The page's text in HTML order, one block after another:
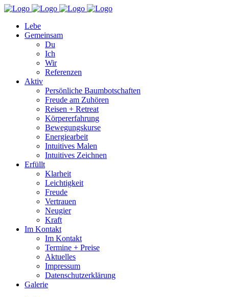
Lebe
Gemeinsam
Du
Ich
Wir
Referenzen
Aktiv
Persönliche Baumbotschaften
Freude am Zuhören
Reisen + Retreat
Körpererfahrung
Bewegungskurse
Energiearbeit
Intuitives Malen
Intuitives Zeichnen
Erfüllt
Klarheit
Leichtigkeit
Freude
Vertrauen
Neugier
Kraft
Im Kontakt
Im Kontakt
Termine + Preise
Aktuelles
Impressum
Datenschutzerklärung
Galerie